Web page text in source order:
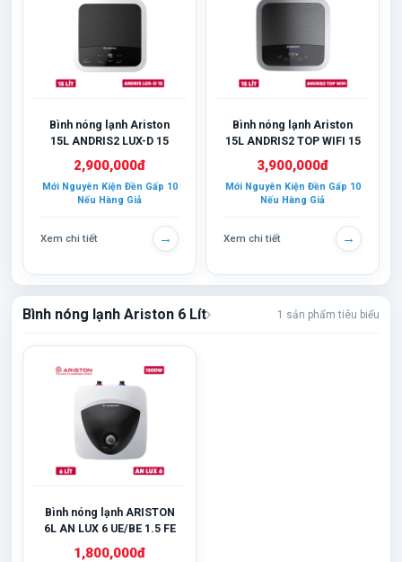
Bình nóng lạnh Ariston
15L ANDRIS2 LUX-D 15
2,900,000đ
Mới Nguyên Kiện Đền Gấp 10
Nếu Hàng Giả
Xem chi tiết →
Bình nóng lạnh Ariston
15L ANDRIS2 TOP WIFI 15
3,900,000đ
Mới Nguyên Kiện Đền Gấp 10
Nếu Hàng Giả
Xem chi tiết →
Bình nóng lạnh Ariston 6 Lít 1 sản phẩm tiêu biểu
Bình nóng lạnh ARISTON
6L AN LUX 6 UE/BE 1.5 FE
1,800,000đ